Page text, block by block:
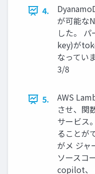
4.
が可能な
した。
key)が
なってい
3/8
5.
AWS
させ、関
サービス
ることが
がメ ジャ
ソースコ
copilot、